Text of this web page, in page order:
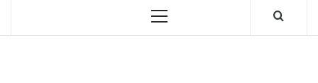
Primair